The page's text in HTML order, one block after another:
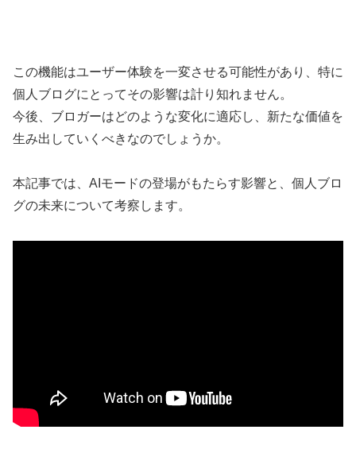
この機能はユーザー体験を一変させる可能性があり、特に
個人ブログにとってその影響は計り知れません。
今後、ブロガーはどのような変化に適応し、新たな価値を
生み出していくべきなのでしょうか。
本記事では、AIモードの登場がもたらす影響と、個人ブロ
グの未来について考察します。